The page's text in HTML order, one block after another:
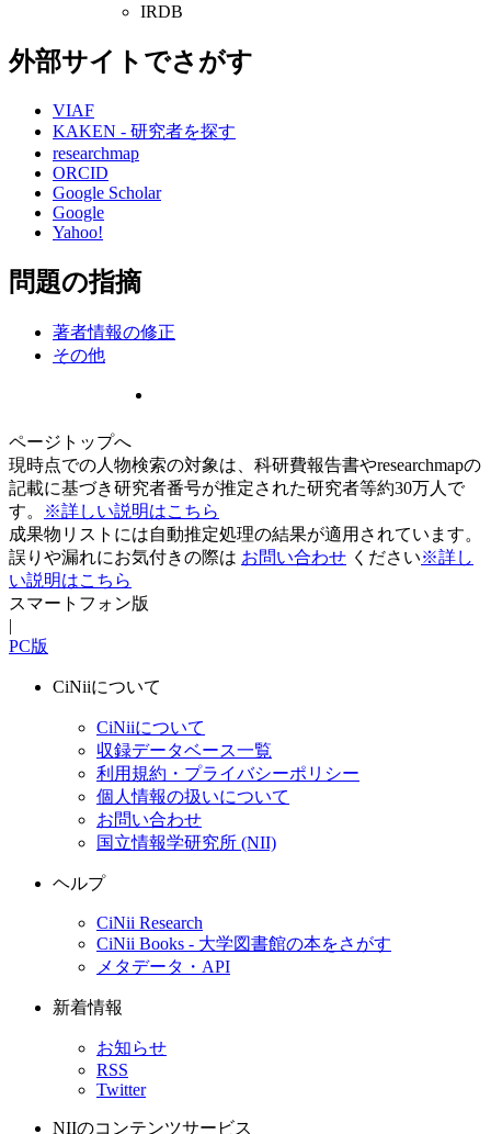
IRDB
外部サイトでさがす
VIAF
KAKEN - 研究者を探す
researchmap
ORCID
Google Scholar
Google
Yahoo!
問題の指摘
著者情報の修正
その他
ページトップへ
現時点での人物検索の対象は、科研費報告書やresearchmapの
記載に基づき研究者番号が推定された研究者等約30万人で
す。
※詳しい説明はこちら
成果物リストには自動推定処理の結果が適用されています。
誤りや漏れにお気付きの際は お問い合わせ ください※詳し
い説明はこちら
スマートフォン版
|
PC版
CiNiiについて
CiNiiについて
収録データベース一覧
利用規約・プライバシーポリシー
個人情報の扱いについて
お問い合わせ
国立情報学研究所 (NII)
ヘルプ
CiNii Research
CiNii Books - 大学図書館の本をさがす
メタデータ・API
新着情報
お知らせ
RSS
Twitter
NIIのコンテンツサービス